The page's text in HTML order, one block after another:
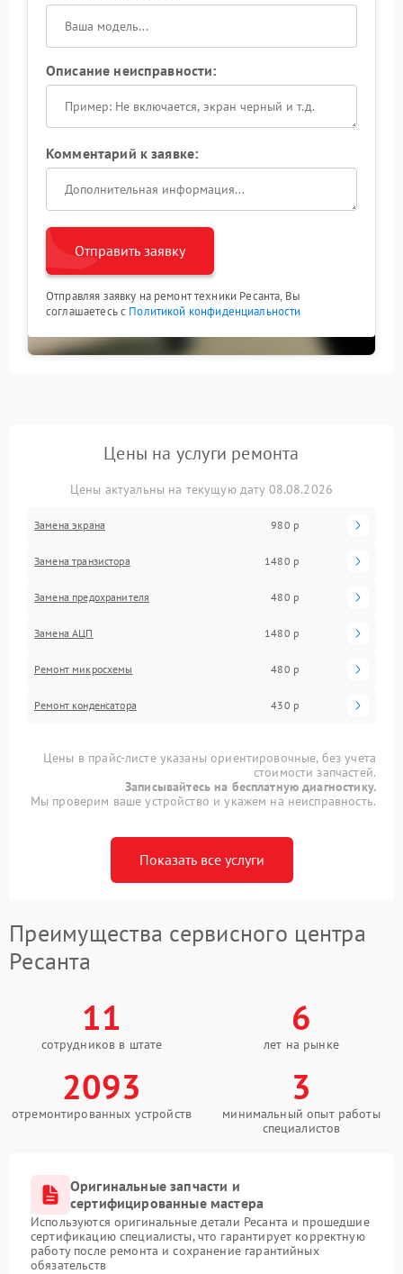
Описание неисправности:
Комментарий к заявке:
Отправить заявку
Отправляя заявку на ремонт техники Ресанта, Вы
соглашаетесь с Политикой конфиденциальности
Цены на услуги ремонта
Цены актуальны на текущую дату 08.08.2026
Замена экрана 980 р
Замена транзистора 1480 р
Замена предохранителя 480 р
Замена АЦП 1480 р
Ремонт микросхемы 480 р
Ремонт конденсатора 430 р
Цены в прайс-листе указаны ориентировочные, без учета
стоимости запчастей.
Записывайтесь на бесплатную диагностику.
Мы проверим ваше устройство и укажем на неисправность.
Показать все услуги
Преимущества сервисного центра
Ресанта
11
сотрудников в штате
6
лет на рынке
2093
отремонтированных устройств
3
минимальный опыт работы
специалистов
Оригинальные запчасти и
сертифицированные мастера
Используются оригинальные детали Ресанта и прошедшие
сертификацию специалисты, что гарантирует корректную
работу после ремонта и сохранение гарантийных
обязательств